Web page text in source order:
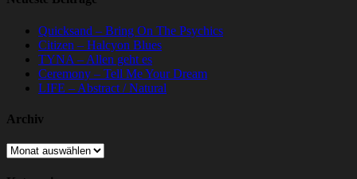
Quicksand – Bring On The Psychics
Citizen – Halcyon Blues
TYNA – Allen geht es
Ceremony – Tell Me Your Dream
LIFE – Abstract / Natural
Archiv
Archiv